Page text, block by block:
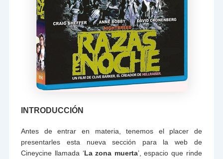
INTRODUCCIÓN
Antes de entrar en materia, tenemos el placer de
presentarles esta nueva sección para la web de
Cineycine llamada ‘La zona muerta’, espacio que rinde